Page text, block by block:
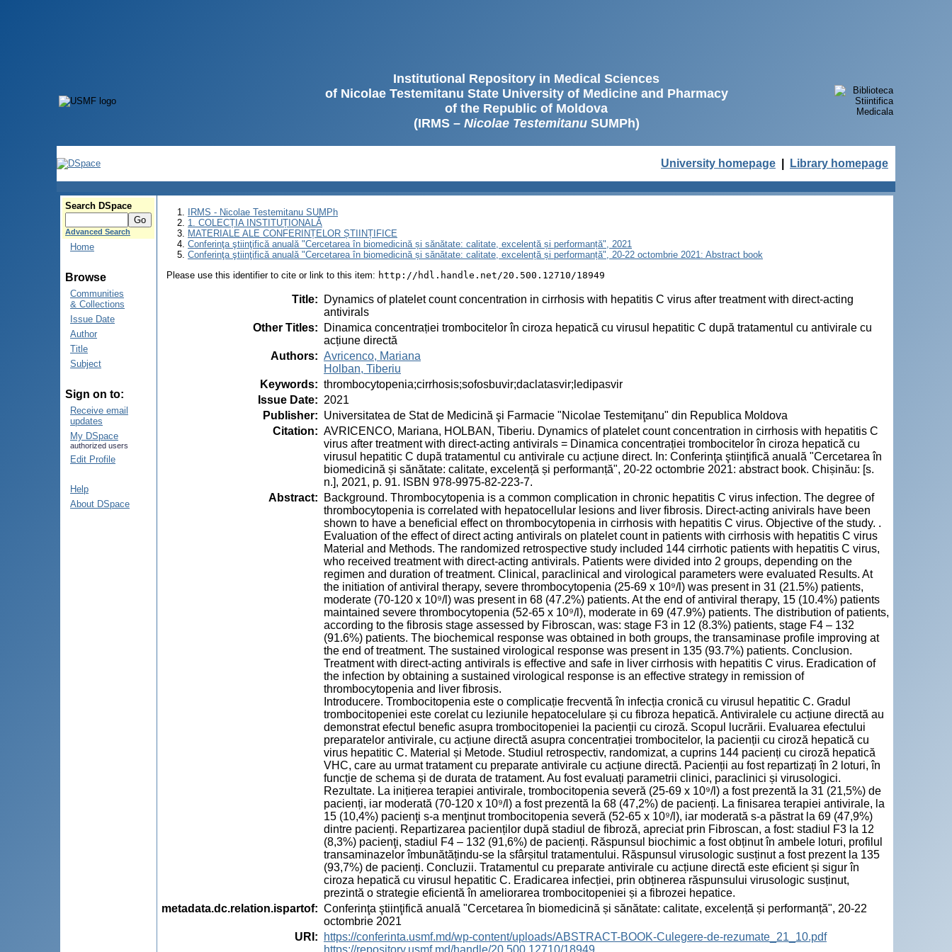
Institutional Repository in Medical Sciences
of Nicolae Testemitanu State University of Medicine and Pharmacy
of the Republic of Moldova
(IRMS – Nicolae TestemitanuSUMPh)
University homepage Library homepage
Search DSpace
Advanced Search
Home
Browse
Communities
& Collections
Issue Date
Author
Title
Subject
Sign on to:
Receive email
updates
My DSpace
authorized users
Edit Profile
Help
About DSpace
IRMS - Nicolae Testemitanu SUMPh
1. COLECȚIA INSTITUȚIONALĂ
MATERIALE ALE CONFERINȚELOR ȘTIINȚIFICE
Conferinţa ştiinţifică anuală "Cercetarea în biomedicină și sănătate: calitate, excelență și performanță", 2021
Conferinţa ştiinţifică anuală "Cercetarea în biomedicină și sănătate: calitate, excelență și performanță", 20-22 octombrie 2021: Abstract book
Please use this identifier to cite or link to this item: http://hdl.handle.net/20.500.12710/18949
Title:
Dynamics of platelet count concentration in cirrhosis with hepatitis C virus after treatment with direct-acting
antivirals
Other Titles:
Dinamica concentrației trombocitelor în ciroza hepatică cu virusul hepatitic C după tratamentul cu antivirale cu
acțiune directă
Authors: Avricenco, Mariana
Holban, Tiberiu
Keywords: thrombocytopenia;cirrhosis;sofosbuvir;daclatasvir;ledipasvir
Issue Date: 2021
Publisher: Universitatea de Stat de Medicină şi Farmacie "Nicolae Testemiţanu" din Republica Moldova
Citation: AVRICENCO, Mariana, HOLBAN, Tiberiu. Dynamics of platelet count concentration in cirrhosis with hepatitis C
virus after treatment with direct-acting antivirals = Dinamica concentrației trombocitelor în ciroza hepatică cu
virusul hepatitic C după tratamentul cu antivirale cu acțiune direct. In: Conferinţa ştiinţifică anuală "Cercetarea în
biomedicină și sănătate: calitate, excelență și performanță", 20-22 octombrie 2021: abstract book. Chișinău: [s.
n.], 2021, p. 91. ISBN 978-9975-82-223-7.
Abstract:
Background. Thrombocytopenia is a common complication in chronic hepatitis C virus infection. The degree of
thrombocytopenia is correlated with hepatocellular lesions and liver fibrosis. Direct-acting anivirals have been
shown to have a beneficial effect on thrombocytopenia in cirrhosis with hepatitis C virus. Objective of the study. .
Evaluation of the effect of direct acting antivirals on platelet count in patients with cirrhosis with hepatitis C virus
Material and Methods. The randomized retrospective study included 144 cirrhotic patients with hepatitis C virus,
who received treatment with direct-acting antivirals. Patients were divided into 2 groups, depending on the
regimen and duration of treatment. Clinical, paraclinical and virological parameters were evaluated Results. At
the initiation of antiviral therapy, severe thrombocytopenia (25-69 x 10⁹/l) was present in 31 (21.5%) patients,
moderate (70-120 x 10⁹/l) was present in 68 (47.2%) patients. At the end of antiviral therapy, 15 (10.4%) patients
maintained severe thrombocytopenia (52-65 x 10⁹/l), moderate in 69 (47.9%) patients. The distribution of patients,
according to the fibrosis stage assessed by Fibroscan, was: stage F3 in 12 (8.3%) patients, stage F4 – 132
(91.6%) patients. The biochemical response was obtained in both groups, the transaminase profile improving at
the end of treatment. The sustained virological response was present in 135 (93.7%) patients. Conclusion.
Treatment with direct-acting antivirals is effective and safe in liver cirrhosis with hepatitis C virus. Eradication of
the infection by obtaining a sustained virological response is an effective strategy in remission of
thrombocytopenia and liver fibrosis.
Introducere. Trombocitopenia este o complicație frecventă în infecția cronică cu virusul hepatitic C. Gradul
trombocitopeniei este corelat cu leziunile hepatocelulare și cu fibroza hepatică. Antiviralele cu acțiune directă au
demonstrat efectul benefic asupra trombocitopeniei la pacienții cu ciroză. Scopul lucrării. Evaluarea efectului
preparatelor antivirale, cu acțiune directă asupra concentrației trombocitelor, la pacienții cu ciroză hepatică cu
virus hepatitic C. Material și Metode. Studiul retrospectiv, randomizat, a cuprins 144 pacienți cu ciroză hepatică
VHC, care au urmat tratament cu preparate antivirale cu acțiune directă. Pacienții au fost repartizați în 2 loturi, în
funcție de schema și de durata de tratament. Au fost evaluați parametrii clinici, paraclinici și virusologici.
Rezultate. La inițierea terapiei antivirale, trombocitopenia severă (25-69 x 10⁹/l) a fost prezentă la 31 (21,5%) de
pacienți, iar moderată (70-120 x 10⁹/l) a fost prezentă la 68 (47,2%) de pacienți. La finisarea terapiei antivirale, la
15 (10,4%) pacienţi s-a menţinut trombocitopenia severă (52-65 x 10⁹/l), iar moderată s-a păstrat la 69 (47,9%)
dintre pacienți. Repartizarea pacienților după stadiul de fibroză, apreciat prin Fibroscan, a fost: stadiul F3 la 12
(8,3%) pacienţi, stadiul F4 – 132 (91,6%) de pacienți. Răspunsul biochimic a fost obținut în ambele loturi, profilul
transaminazelor îmbunătățindu-se la sfârșitul tratamentului. Răspunsul virusologic susținut a fost prezent la 135
(93,7%) de pacienți. Concluzii. Tratamentul cu preparate antivirale cu acțiune directă este eficient și sigur în
ciroza hepatică cu virusul hepatitic C. Eradicarea infecției, prin obținerea răspunsului virusologic susținut,
prezintă o strategie eficientă în ameliorarea trombocitopeniei și a fibrozei hepatice.
metadata.dc.relation.ispartof: Conferinţa ştiinţifică anuală "Cercetarea în biomedicină și sănătate: calitate, excelență și performanță", 20-22
octombrie 2021
URI :
https://conferinta.usmf.md/wp-content/uploads/ABSTRACT-BOOK-Culegere-de-rezumate_21_10.pdf
https://repository.usmf.md/handle/20.500.12710/18949